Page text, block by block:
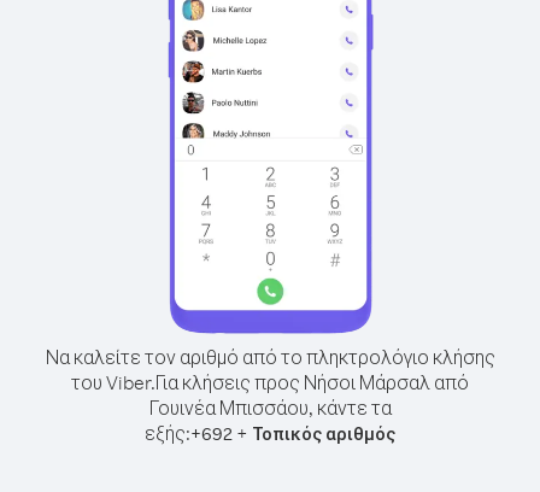
Να καλείτε τον αριθμό από το πληκτρολόγιο κλήσης
του Viber.Για κλήσεις προς Νήσοι Μάρσαλ από
Γουινέα Μπισσάου, κάντε τα
εξής:+692 + Τοπικός αριθμός